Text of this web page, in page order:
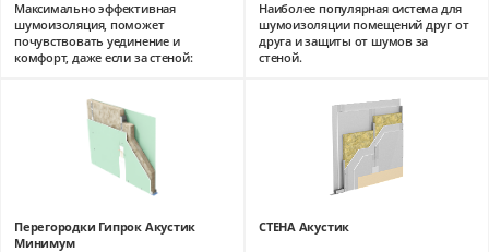
Максимально эффективная
шумоизоляция, поможет
почувствовать уединение и
комфорт, даже если за стеной:
Наиболее популярная система для
шумоизоляции помещений друг от
друга и защиты от шумов за
стеной.
Перегородки Гипрок Акустик
Минимум
СТЕНА Акустик